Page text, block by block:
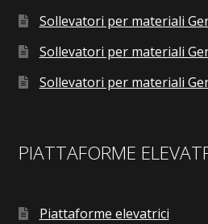
Sollevatori per materiali
Sollevatori per materiali
Sollevatori per materiali
PIATTAFORME
Piattaforme elevatrici